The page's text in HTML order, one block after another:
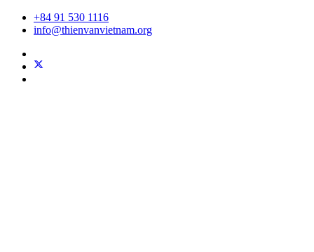
+84 91 530 1116
info@thienvanvietnam.org